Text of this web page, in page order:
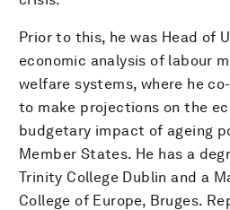
Prior to this, he was Head of
economic analysis of labour
welfare systems, where he
to make projections on the
budgetary impact of ageing
Member States. He has a
Trinity College Dublin and a
College of Europe, Bruges.